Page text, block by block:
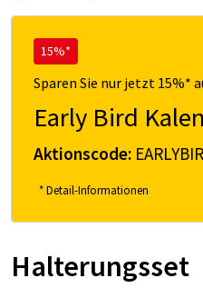
15%*
Sparen Sie nur jetzt 15%*
Early Bird
Aktionscode:
* Detail-Informationen
Halterungsset